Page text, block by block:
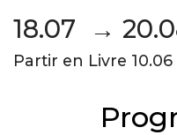
18.07 →
Partir en Livre